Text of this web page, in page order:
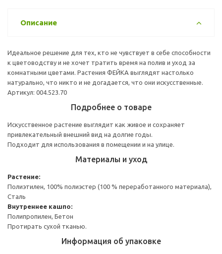
Описание
Идеальное решение для тех, кто не чувствует в себе способности
к цветоводству и не хочет тратить время на полив и уход за
комнатными цветами. Растения ФЕЙКА выглядят настолько
натурально, что никто и не догадается, что они искусственные.
Артикул: 004.523.70
Подробнее о товаре
Искусственное растение выглядит как живое и сохраняет
привлекательный внешний вид на долгие годы.
Подходит для использования в помещении и на улице.
Материалы и уход
Растение:
Полиэтилен, 100% полиэстер (100 % переработанного материала),
Сталь
Внутреннее кашпо:
Полипропилен, Бетон
Протирать сухой тканью.
Информация об упаковке